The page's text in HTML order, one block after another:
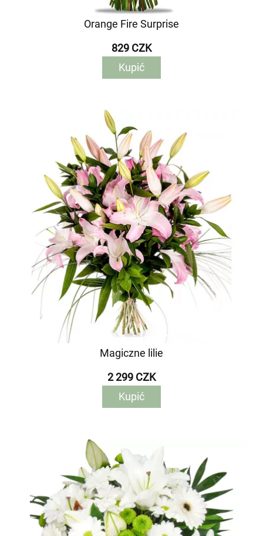
Orange Fire Surprise
829 CZK
Kupić
Magiczne lilie
2 299 CZK
Kupić